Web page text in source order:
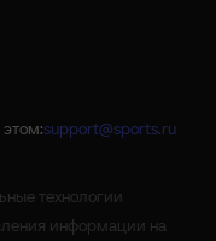
support@sports.ru
технологии
информации на